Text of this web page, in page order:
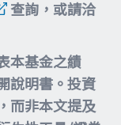
查詢，或請洽
本基金之績
說明書。投資
而非本文提及